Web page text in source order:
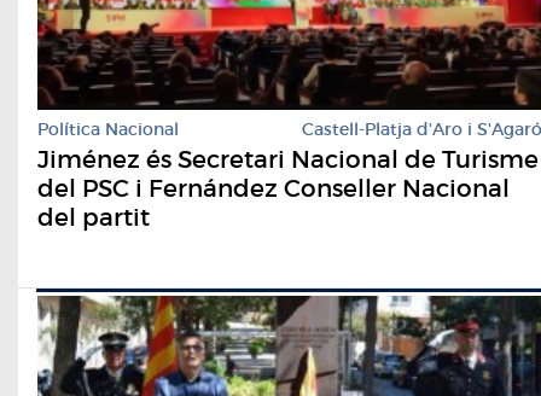
Política Nacional Castell-Platja d'Aro i S'Agaró
Jiménez és Secretari Nacional de Turisme
del PSC i Fernández Conseller Nacional
del partit